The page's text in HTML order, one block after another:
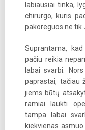
labiausiai tinka,
chirurgo, kuris
pakoreguos ne tik
Suprantama,
pačiu reikia
labai svarbi.
paprastai, tačiau
jiems būtų
ramiai laukti
tampa labai
kiekvienas